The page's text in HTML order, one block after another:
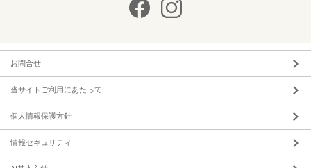
お問合せ
当サイトご利用にあたって
個人情報保護方針
情報セキュリティ